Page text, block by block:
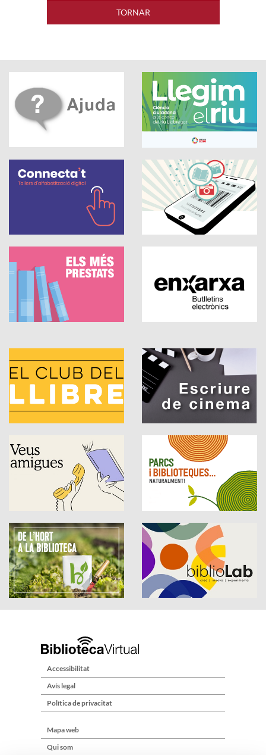
TORNAR
Accessibilitat
Avís legal
Política de privacitat
Mapa web
Qui som